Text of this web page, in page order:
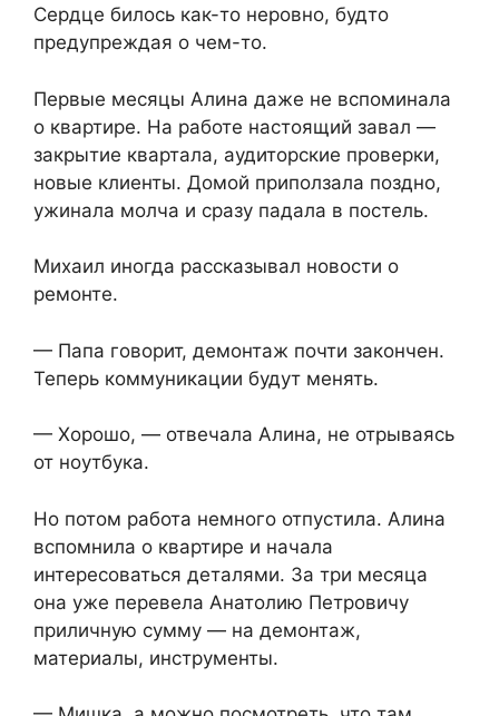
Сердце билось как-то неровно, будто
предупреждая о чем-то.
Первые месяцы Алина даже не вспоминала
о квартире. На работе настоящий завал —
закрытие квартала, аудиторские проверки,
новые клиенты. Домой приползала поздно,
ужинала молча и сразу падала в постель.
Михаил иногда рассказывал новости о
ремонте.
— Папа говорит, демонтаж почти закончен.
Теперь коммуникации будут менять.
— Хорошо, — отвечала Алина, не отрываясь
от ноутбука.
Но потом работа немного отпустила. Алина
вспомнила о квартире и начала
интересоваться деталями. За три месяца
она уже перевела Анатолию Петровичу
приличную сумму — на демонтаж,
материалы, инструменты.